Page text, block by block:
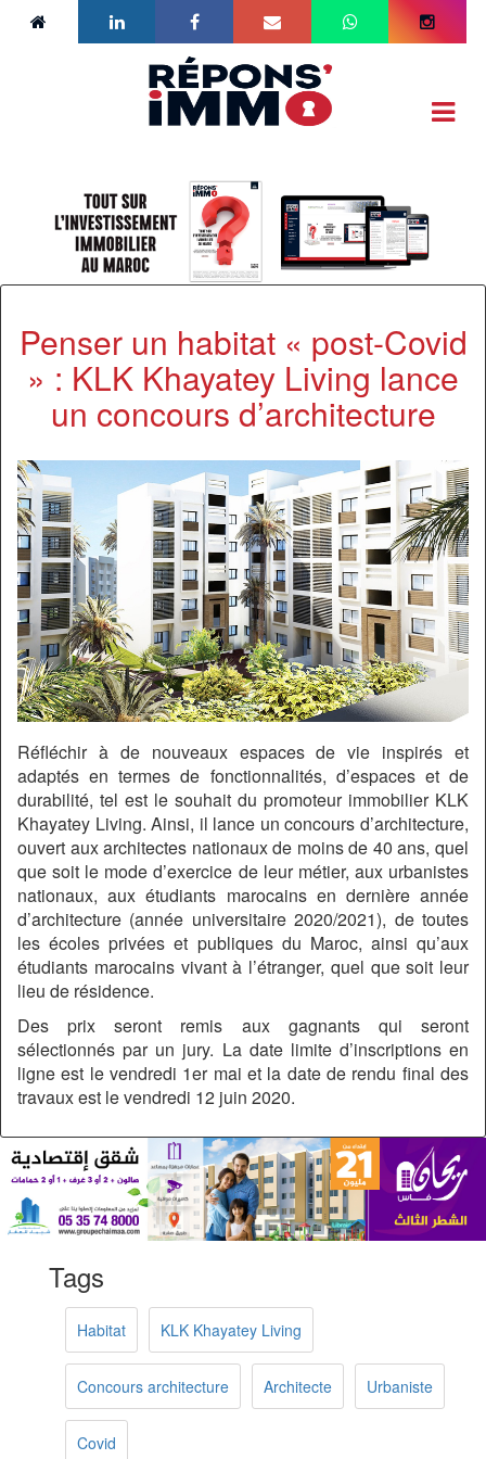
Penser un habitat « post-Covid
» : KLK Khayatey Living lance
un concours d’architecture
Réfléchir à de nouveaux espaces de vie inspirés et
adaptés en termes de fonctionnalités, d’espaces et de
durabilité, tel est le souhait du promoteur immobilier KLK
Khayatey Living. Ainsi, il lance un concours d’architecture,
ouvert aux architectes nationaux de moins de 40 ans, quel
que soit le mode d’exercice de leur métier, aux urbanistes
nationaux, aux étudiants marocains en dernière année
d’architecture (année universitaire 2020/2021), de toutes
les écoles privées et publiques du Maroc, ainsi qu’aux
étudiants marocains vivant à l’étranger, quel que soit leur
lieu de résidence.
Des prix seront remis aux gagnants qui seront
sélectionnés par un jury. La date limite d’inscriptions en
ligne est le vendredi 1er mai et la date de rendu final des
travaux est le vendredi 12 juin 2020.
Tags
Habitat KLK Khayatey Living
Concours architecture Architecte Urbaniste
Covid